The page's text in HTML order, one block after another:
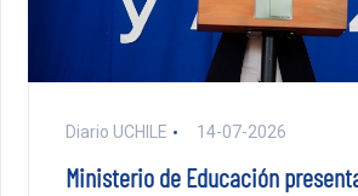
Diario UCHILE 14-07-2026
Ministerio de Educación